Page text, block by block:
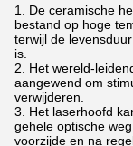
1. De ceramische
bestand op hoge
terwijl de
is.
2. Het wereld-
aangewend om
verwijderen.
3. Het laserhoofd
gehele optische
voorzijde en na